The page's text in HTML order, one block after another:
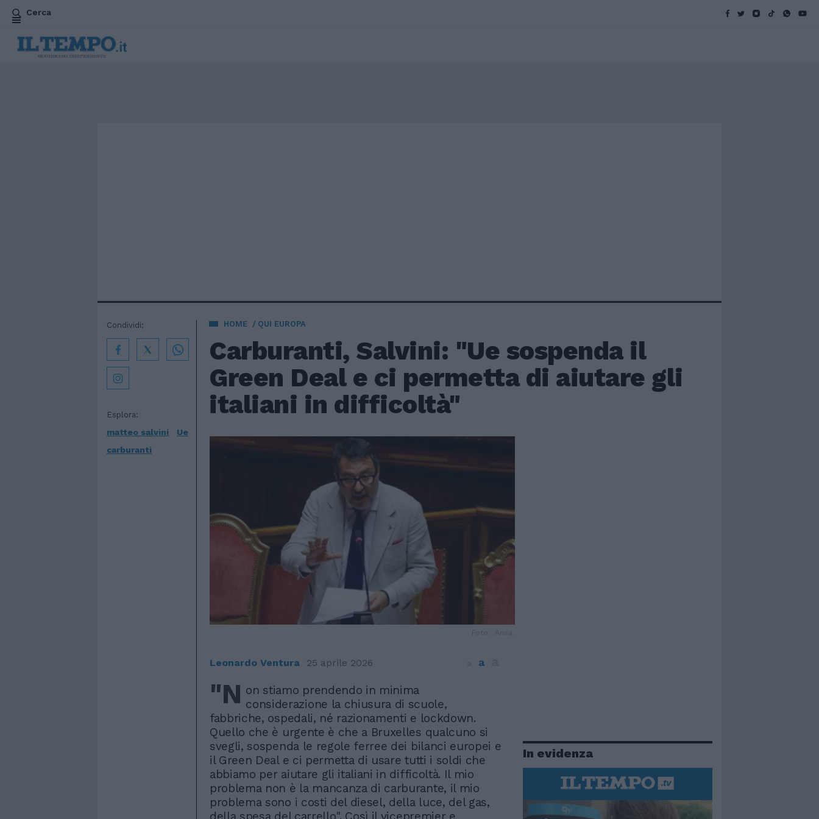
Cerca
HOME QUI EUROPA
Carburanti, Salvini: "Ue sospenda il
Green Deal e ci permetta di aiutare gli
italiani in difficoltà"
Esplora:
matteo salvini
Ue
carburanti
Condividi:
Leonardo Ventura 25 aprile 2026 a
"N on stiamo prendendo in minima
considerazione la chiusura di scuole,
fabbriche, ospedali, né razionamenti e lockdown.
Quello che è urgente è che a Bruxelles qualcuno si
svegli, sospenda le regole ferree dei bilanci europei e
il Green Deal e ci permetta di usare tutti i soldi che
abbiamo per aiutare gli italiani in difficoltà. Il mio
problema non è la mancanza di carburante, il mio
problema sono i costi del diesel, della luce, del gas,
In evidenza